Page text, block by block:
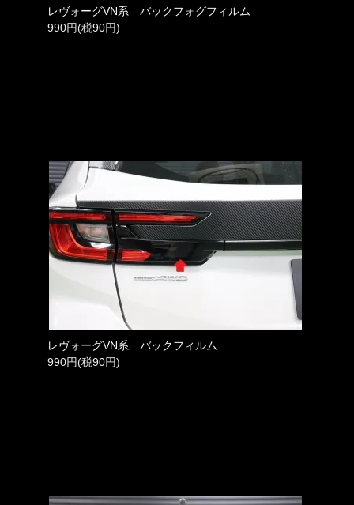
レヴォーグVN系 バックフォグフィルム
990円(税90円)
レヴォーグVN系 バックフィルム
990円(税90円)